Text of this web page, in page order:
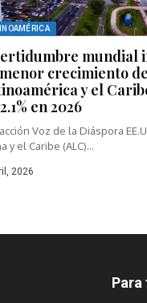
mundial
crecimiento de
y el
en 2026
Voz de la Diáspora
y el Caribe (ALC)...
2026
Para